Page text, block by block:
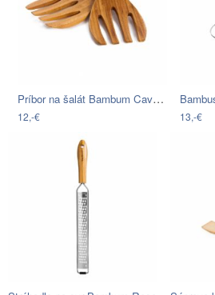
Príbor na šalát Bambum Cavaletta
12,-€ 13,-€